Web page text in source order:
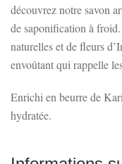
découvrez notre savon
de saponification à
naturelles et de fleurs
envoûtant qui rappelle
Enrichi en beurre de
hydratée.